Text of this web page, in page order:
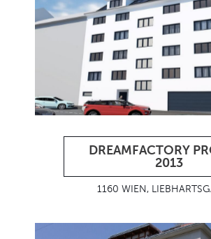
DREAMFACTORY
2013
1160 WIEN,